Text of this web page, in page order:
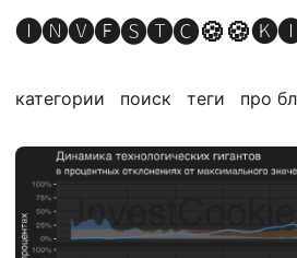
категории поиск теги про